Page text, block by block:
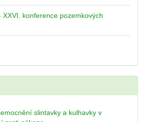
XXVI. konference pozemkových
slintavky a kulhavky v